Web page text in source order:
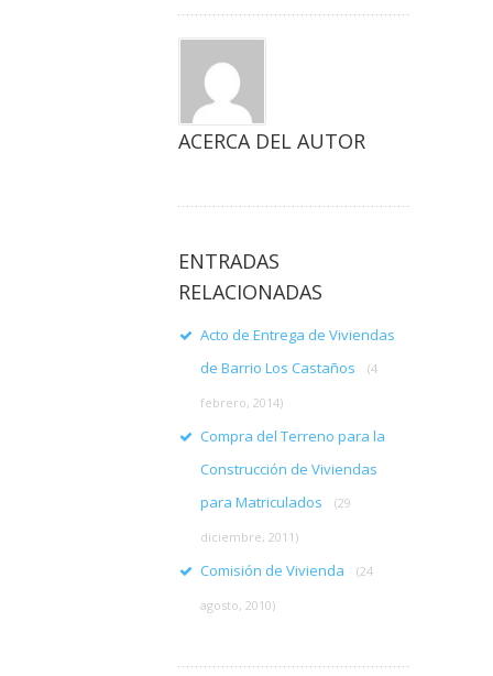
ACERCA DEL AUTOR
ENTRADAS
RELACIONADAS
Acto de Entrega de Viviendas
de Barrio Los Castaños
(4
febrero, 2014)
Compra del Terreno para la
Construcción de Viviendas
para Matriculados
(29
diciembre, 2011)
Comisión de Vivienda (24
agosto, 2010)